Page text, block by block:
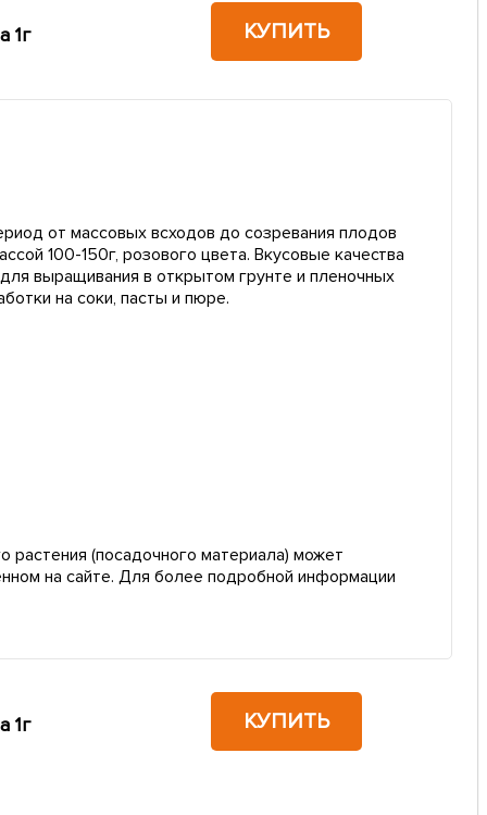
1г КУПИТЬ
от массовых всходов до созревания плодов
100-150г, розового цвета. Вкусовые качества
выращивания в открытом грунте и пленочных
на соки, пасты и пюре.
растения (посадочного материала) может
на сайте. Для более подробной информации
1г КУПИТЬ